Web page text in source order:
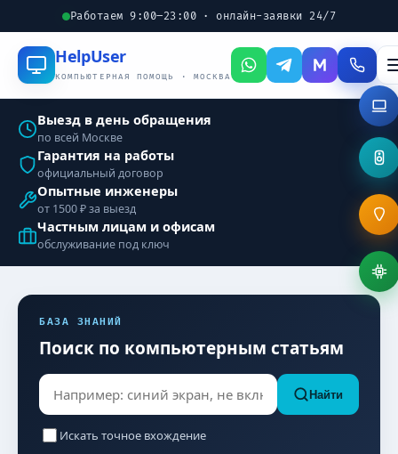
Работаем 9:00–23:00 · онлайн-заявки 24/7
HelpUser
КОМПЬЮТЕРНАЯ ПОМОЩЬ · МОСКВА
Выезд в день обращения
по всей Москве
Гарантия на работы
официальный договор
Опытные инженеры
от 1500 ₽ за выезд
Частным лицам и офисам
обслуживание под ключ
БАЗА ЗНАНИЙ
Поиск по компьютерным статьям
Найти
Искать точное вхождение